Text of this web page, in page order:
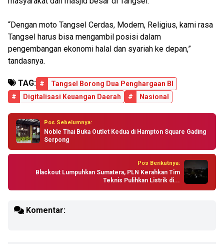
“Dengan moto Tangsel Cerdas, Modern, Religius, kami rasa
Tangsel harus bisa mengambil posisi dalam
pengembangan ekonomi halal dan syariah ke depan,”
tandasnya.
TAG: #
Tangsel Borong Dua Penghargaan BI
#
Digitalisasi Keuangan Daerah # Nasional
Pos Sebelumnya:
Noble Thai Buka Outlet Kedua di Hampton Square Gading
Serpong
Pos Berikutnya:
Blackout Lumpuhkan Sumatera, PLN Kerahkan Tim
Teknis Pulihkan Listrik di...
Komentar: